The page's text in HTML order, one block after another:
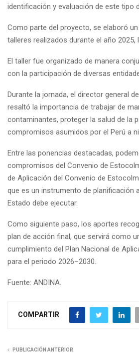
identificación y evaluación de este tipo
Como parte del proyecto, se elaboró
talleres realizados durante el año
El taller fue organizado de manera
con la participación de diversas
Durante la jornada, el director general
resaltó la importancia de trabajar de
contaminantes, proteger la salud de la
compromisos asumidos por el Perú a
Entre las ponencias destacadas,
compromisos del Convenio de
de Aplicación del Convenio de
que es un instrumento de planificación
Estado debe ejecutar.
Como siguiente paso, los aportes
plan de acción final, que servirá como
cumplimiento del Plan Nacional de
para el periodo 2026–2030.
Fuente: ANDINA.
COMPARTIR
PUBLICACIÓN ANTERIOR